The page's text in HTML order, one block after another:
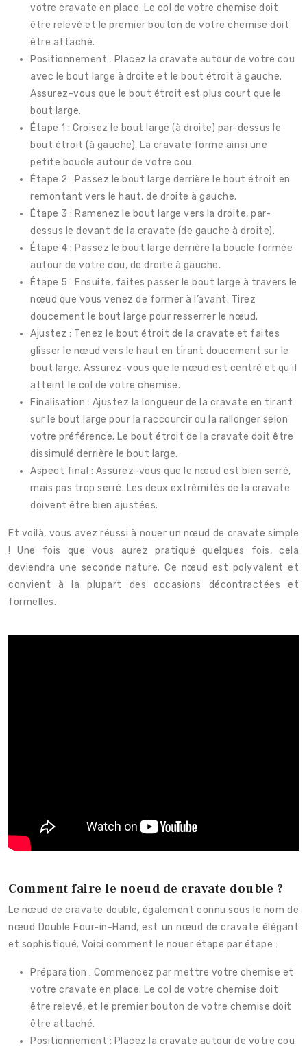
votre cravate en place. Le col de votre chemise doit
être relevé et le premier bouton de votre chemise doit
être attaché.
Positionnement : Placez la cravate autour de votre cou
avec le bout large à droite et le bout étroit à gauche.
Assurez-vous que le bout étroit est plus court que le
bout large.
Étape 1 : Croisez le bout large (à droite) par-dessus le
bout étroit (à gauche). La cravate forme ainsi une
petite boucle autour de votre cou.
Étape 2 : Passez le bout large derrière le bout étroit en
remontant vers le haut, de droite à gauche.
Étape 3 : Ramenez le bout large vers la droite, par-
dessus le devant de la cravate (de gauche à droite).
Étape 4 : Passez le bout large derrière la boucle formée
autour de votre cou, de droite à gauche.
Étape 5 : Ensuite, faites passer le bout large à travers le
nœud que vous venez de former à l’avant. Tirez
doucement le bout large pour resserrer le nœud.
Ajustez : Tenez le bout étroit de la cravate et faites
glisser le nœud vers le haut en tirant doucement sur le
bout large. Assurez-vous que le nœud est centré et qu’il
atteint le col de votre chemise.
Finalisation : Ajustez la longueur de la cravate en tirant
sur le bout large pour la raccourcir ou la rallonger selon
votre préférence. Le bout étroit de la cravate doit être
dissimulé derrière le bout large.
Aspect final : Assurez-vous que le nœud est bien serré,
mais pas trop serré. Les deux extrémités de la cravate
doivent être bien ajustées.
Et voilà, vous avez réussi à nouer un nœud de cravate simple
! Une fois que vous aurez pratiqué quelques fois, cela
deviendra une seconde nature. Ce nœud est polyvalent et
convient à la plupart des occasions décontractées et
formelles.
Comment faire le noeud de cravate double ?
Le nœud de cravate double, également connu sous le nom de
nœud Double Four-in-Hand, est un nœud de cravate élégant
et sophistiqué. Voici comment le nouer étape par étape :
Préparation : Commencez par mettre votre chemise et
votre cravate en place. Le col de votre chemise doit
être relevé, et le premier bouton de votre chemise doit
être attaché.
Positionnement : Placez la cravate autour de votre cou